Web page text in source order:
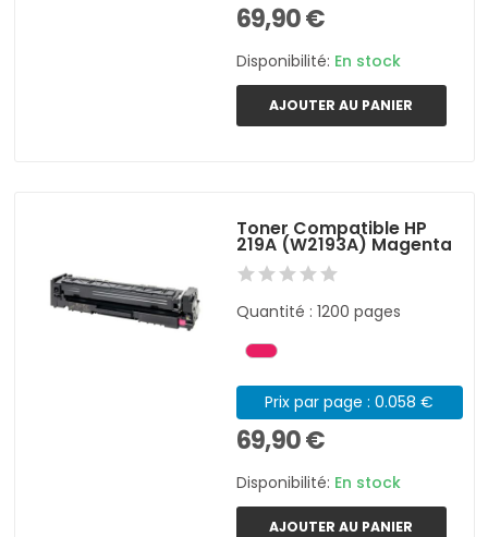
69,90 €
Disponibilité: En stock
AJOUTER AU PANIER
Toner Compatible HP
219A (W2193A) Magenta
Quantité : 1200 pages
Prix par page : 0.058 €
69,90 €
Disponibilité: En stock
AJOUTER AU PANIER